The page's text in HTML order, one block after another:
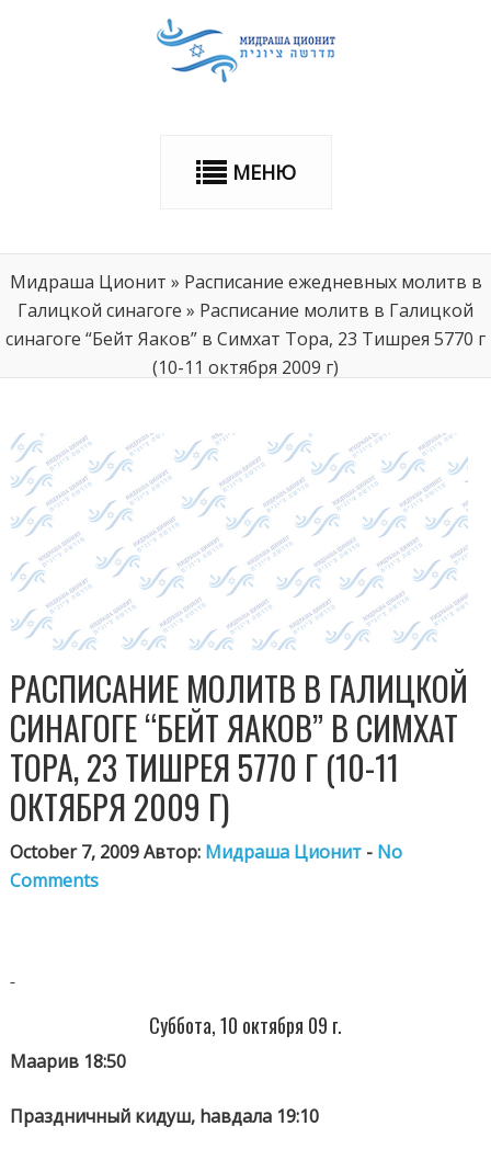
МЕНЮ
Мидраша Ционит » Расписание ежедневных молитв в
Галицкой синагоге » Расписание молитв в Галицкой
синагоге “Бейт Яаков” в Симхат Тора, 23 Тишрея 5770 г
(10-11 октября 2009 г)
РАСПИСАНИЕ МОЛИТВ В ГАЛИЦКОЙ
СИНАГОГЕ “БЕЙТ ЯАКОВ” В СИМХАТ
ТОРА, 23 ТИШРЕЯ 5770 Г (10-11
ОКТЯБРЯ 2009 Г)
October 7, 2009 Автор: Мидраша Ционит - No
Comments
Суббота, 10 октября 09 г.
Маарив 18:50
Праздничный кидуш, hавдала 19:10